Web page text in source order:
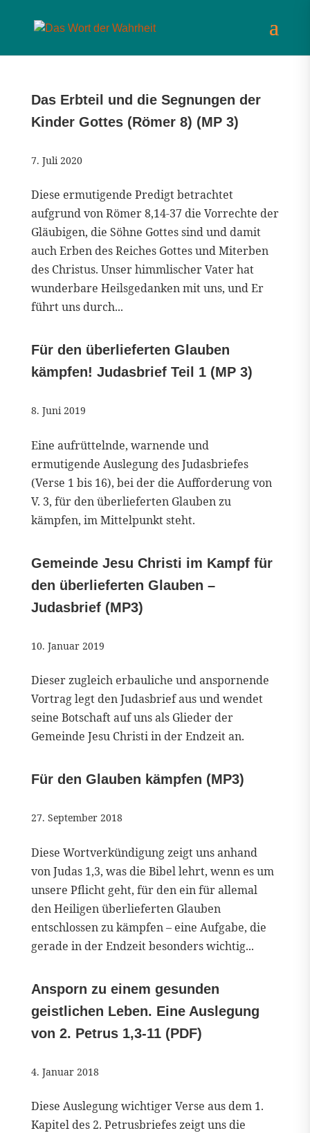
Das Erbteil und die Segnungen der
Kinder Gottes (Römer 8) (MP 3)
7. Juli 2020
Diese ermutigende Predigt betrachtet
aufgrund von Römer 8,14-37 die Vorrechte der
Gläubigen, die Söhne Gottes sind und damit
auch Erben des Reiches Gottes und Miterben
des Christus. Unser himmlischer Vater hat
wunderbare Heilsgedanken mit uns, und Er
führt uns durch...
Für den überlieferten Glauben
kämpfen! Judasbrief Teil 1 (MP 3)
8. Juni 2019
Eine aufrüttelnde, warnende und
ermutigende Auslegung des Judasbriefes
(Verse 1 bis 16), bei der die Aufforderung von
V. 3, für den überlieferten Glauben zu
kämpfen, im Mittelpunkt steht.
Gemeinde Jesu Christi im Kampf für
den überlieferten Glauben –
Judasbrief (MP3)
10. Januar 2019
Dieser zugleich erbauliche und anspornende
Vortrag legt den Judasbrief aus und wendet
seine Botschaft auf uns als Glieder der
Gemeinde Jesu Christi in der Endzeit an.
Für den Glauben kämpfen (MP3)
27. September 2018
Diese Wortverkündigung zeigt uns anhand
von Judas 1,3, was die Bibel lehrt, wenn es um
unsere Pflicht geht, für den ein für allemal
den Heiligen überlieferten Glauben
entschlossen zu kämpfen – eine Aufgabe, die
gerade in der Endzeit besonders wichtig...
Ansporn zu einem gesunden
geistlichen Leben. Eine Auslegung
von 2. Petrus 1,3-11 (PDF)
4. Januar 2018
Diese Auslegung wichtiger Verse aus dem 1.
Kapitel des 2. Petrusbriefes zeigt uns die